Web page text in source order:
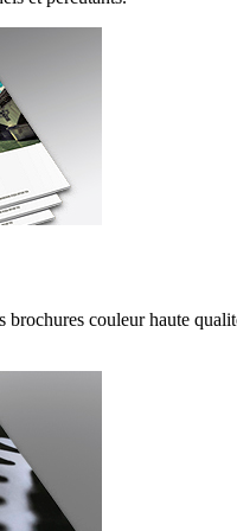
brochures couleur haute